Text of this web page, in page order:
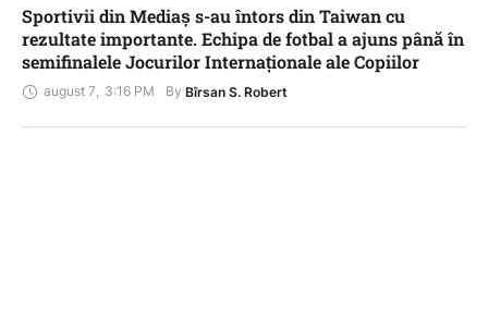
Sportivii din Mediaș s-au întors din Taiwan cu
rezultate importante. Echipa de fotbal a ajuns până în
semifinalele Jocurilor Internaționale ale Copiilor
august 7, 3:16 PM By Bîrsan S. Robert